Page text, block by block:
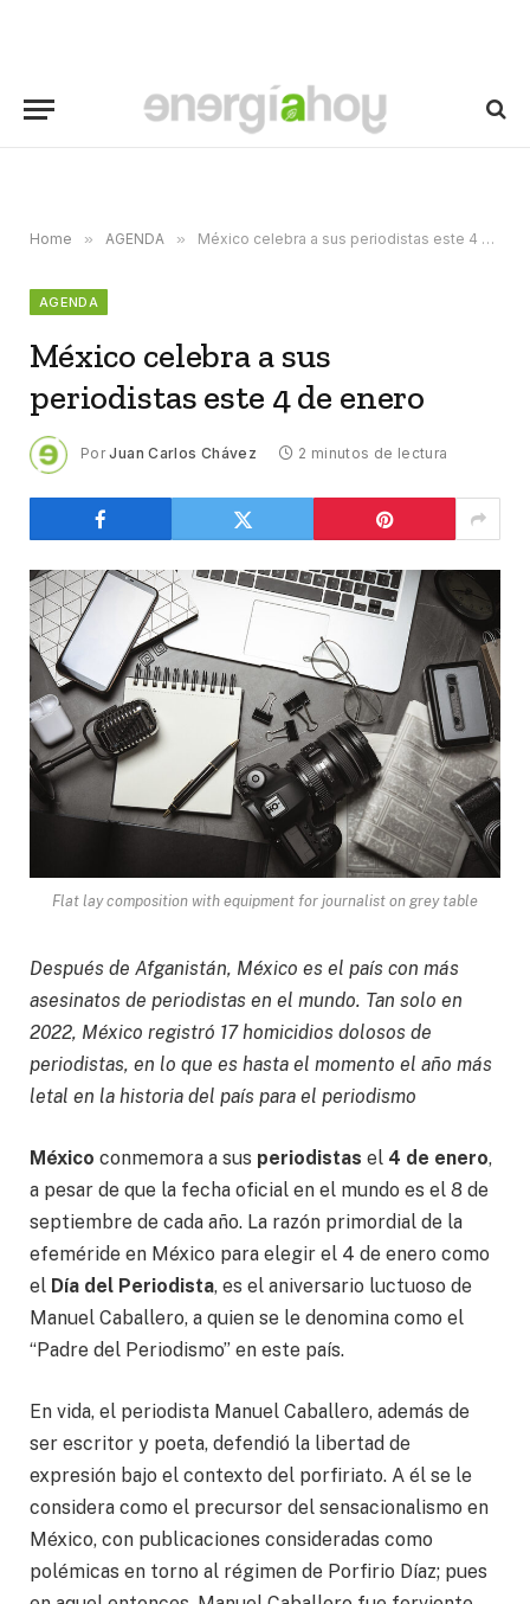
Home » AGENDA » México celebra a sus periodistas este 4 de enero
AGENDA
México celebra a sus
periodistas este 4 de enero
Por Juan Carlos Chávez 2 minutos de lectura
Flat lay composition with equipment for journalist on grey table
Después de Afganistán, México es el país con más
asesinatos de periodistas en el mundo. Tan solo en
2022, México registró 17 homicidios dolosos de
periodistas, en lo que es hasta el momento el año más
letal en la historia del país para el periodismo
México conmemora a sus periodistas el 4 de enero,
a pesar de que la fecha oficial en el mundo es el 8 de
septiembre de cada año. La razón primordial de la
efeméride en México para elegir el 4 de enero como
el Día del Periodista, es el aniversario luctuoso de
Manuel Caballero, a quien se le denomina como el
“Padre del Periodismo” en este país.
En vida, el periodista Manuel Caballero, además de
ser escritor y poeta, defendió la libertad de
expresión bajo el contexto del porfiriato. A él se le
considera como el precursor del sensacionalismo en
México, con publicaciones consideradas como
polémicas en torno al régimen de Porfirio Díaz; pues